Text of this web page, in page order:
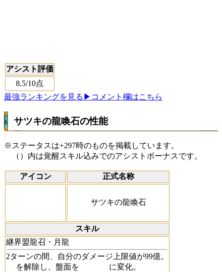
アシスト評価
8.5/10点
最強ランキングを見る ▶コメント欄はこちら
サツキの龍喚石の性能
※ステータスは+297時のものを掲載しています。
（）内は覚醒スキル込みでのアシストボーナスです。
アイコン 正式名称
サツキの龍喚石
スキル
継界盟龍召・月龍
2ターンの間、自分のダメージ上限値が99億。
を解除し、盤面を
に変化。